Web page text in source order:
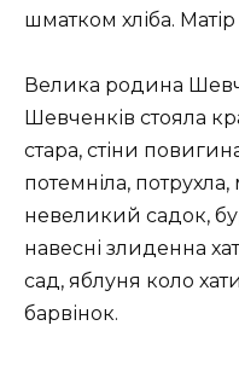
шматком хліба.
Велика родина
Шевченків стояла
стара, стіни
потемніла,
невеликий садок,
навесні злиденна
сад, яблуня коло
барвінок.